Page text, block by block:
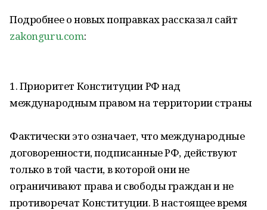
Подробнее о новых поправках рассказал сайт
zakonguru.com:
1. Приоритет Конституции РФ над
международным правом на территории страны
Фактически это означает, что международные
договоренности, подписанные РФ, действуют
только в той части, в которой они не
ограничивают права и свободы граждан и не
противоречат Конституции. В настоящее время